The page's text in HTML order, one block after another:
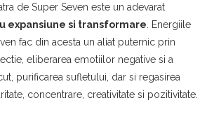
de Super Seven este un adevarat
expansiune si transformare . Energiile
fac din acesta un aliat puternic prin
eliberarea emotiilor negative si a
purificarea sufletului, dar si regasirea
concentrare, creativitate si pozitivitate.